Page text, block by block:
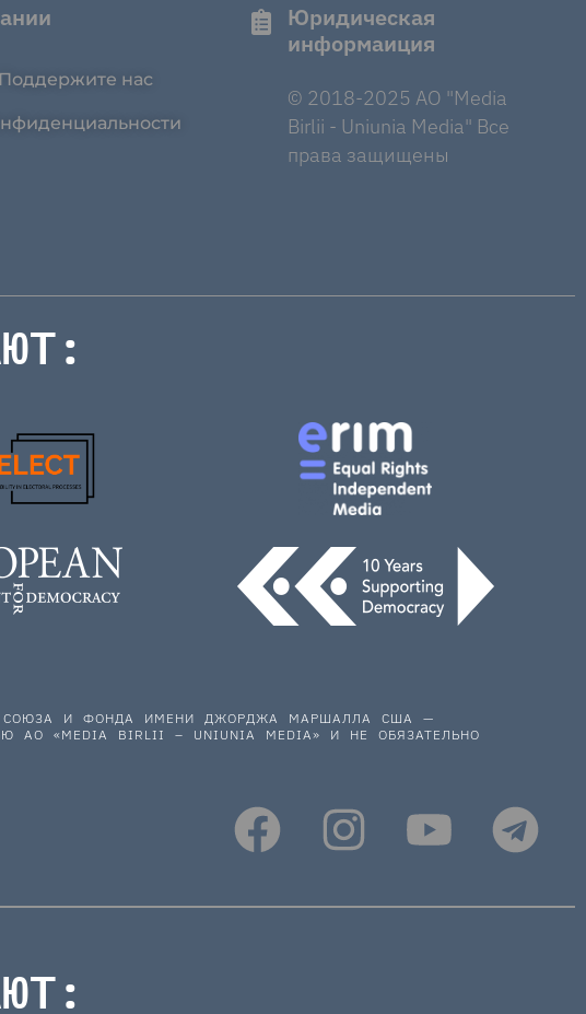
Поддержите нас
Юридическая
информаиция
© 2018-2025 AO "Media
Birlii - Uniunia Media" Все
права защищены
СОЮЗА И ФОНДА ИМЕНИ ДЖОРДЖА МАРШАЛЛА США —
АО «MEDIA BIRLII – UNIUNIA MEDIA» И НЕ ОБЯЗАТЕЛЬНО